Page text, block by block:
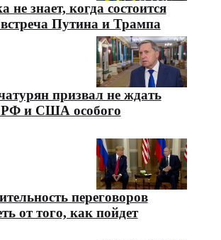
не знает, когда состоится
Путина и Трампа
призвал не ждать
РФ и США особого
переговоров
от того, как пойдет